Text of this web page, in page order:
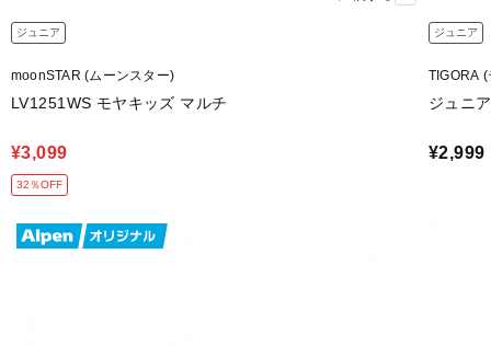
ジュニア
moonSTAR (ムーンスター)
LV1251WS モヤキッズ マルチ
¥3,099
32％OFF
ジュニア
TIGORA
ジュニ
¥2,999